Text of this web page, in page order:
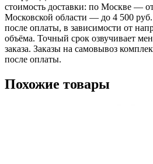
стоимость доставки: по Москве —
Московской области — до 4 500
после оплаты, в зависимости от
объёма. Точный срок озвучивает
заказа. Заказы на самовывоз
после оплаты.
Похожие товары